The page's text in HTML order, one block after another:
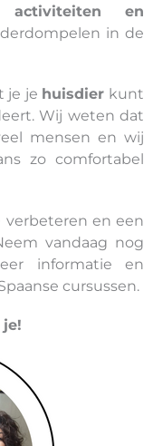
activiteiten en
in de
je je huisdier kunt
Wij weten dat
mensen en wij
zo comfortabel
verbeteren en een
vandaag nog
informatie en
cursussen.